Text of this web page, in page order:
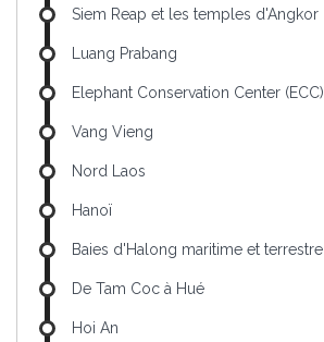
Siem Reap et les temples d'Angkor
Luang Prabang
Elephant Conservation Center (ECC)
Vang Vieng
Nord Laos
Hanoï
Baies d'Halong maritime et terrestre
De Tam Coc à Hué
Hoi An